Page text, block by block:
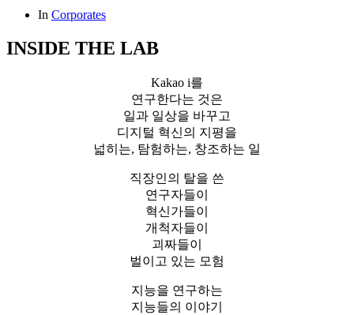
In Corporates
INSIDE THE LAB
Kakao i를
연구한다는 것은
일과 일상을 바꾸고
디지털 혁신의 지평을
넓히는, 탐험하는, 창조하는 일
직장인의 탈을 쓴
연구자들이
혁신가들이
개척자들이
괴짜들이
벌이고 있는 모험
지능을 연구하는
지능들의 이야기